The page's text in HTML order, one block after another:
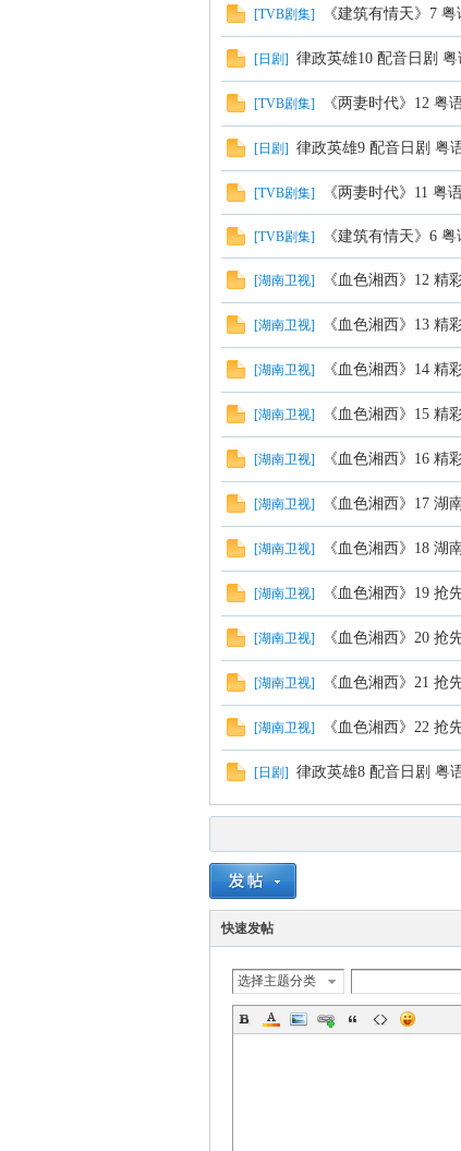
区
[TVB剧集] 《建筑有情天》7
[日剧] 律政英雄10 配音日剧
[TVB剧集] 《两妻时代》12
[日剧] 律政英雄9 配音日剧 粤
[TVB剧集] 《两妻时代》11 粤
[TVB剧集] 《建筑有情天》6
[湖南卫视] 《血色湘西》12
[湖南卫视] 《血色湘西》13
[湖南卫视] 《血色湘西》14
[湖南卫视] 《血色湘西》15
[湖南卫视] 《血色湘西》16
[湖南卫视] 《血色湘西》17
[湖南卫视] 《血色湘西》18
[湖南卫视] 《血色湘西》19
[湖南卫视] 《血色湘西》20
[湖南卫视] 《血色湘西》21
[湖南卫视] 《血色湘西》22
[日剧] 律政英雄8 配音日剧 粤
快速发帖
选择主题分类